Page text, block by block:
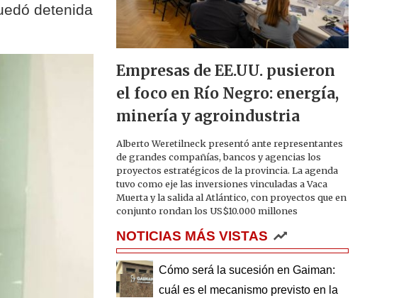
detenida
Empresas de EE.UU. pusieron
el foco en Río Negro: energía,
minería y agroindustria
Alberto Weretilneck presentó ante representantes
de grandes compañías, bancos y agencias los
proyectos estratégicos de la provincia. La agenda
tuvo como eje las inversiones vinculadas a Vaca
Muerta y la salida al Atlántico, con proyectos que en
conjunto rondan los US$10.000 millones
NOTICIAS MÁS VISTAS
Cómo será la sucesión en Gaiman:
cuál es el mecanismo previsto en la